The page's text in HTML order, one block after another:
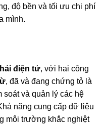
độ bền và tối ưu chi phí
mình.
điện tử, với hai công
, đã và đang chứng tỏ là
và quản lý các hệ
năng cung cấp dữ liệu
môi trường khắc nghiệt